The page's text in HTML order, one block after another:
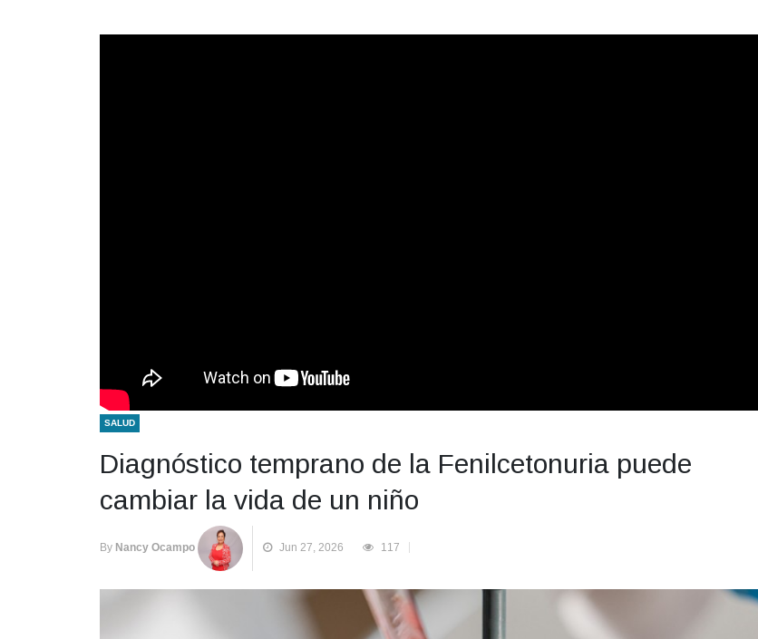
SALUD
Diagnóstico temprano de la Fenilcetonuria puede
cambiar la vida de un niño
By Nancy Ocampo Jun 27, 2026 117